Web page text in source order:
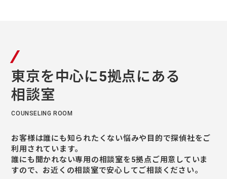
東京を中⼼に5拠点にある
相談室
COUNSELING ROOM
お客様は誰にも知られたくない悩みや⽬的で探偵社をご
利⽤されています。
誰にも聞かれない専⽤の相談室を5拠点ご⽤意していま
すので、お近くの相談室で安⼼してご相談ください。